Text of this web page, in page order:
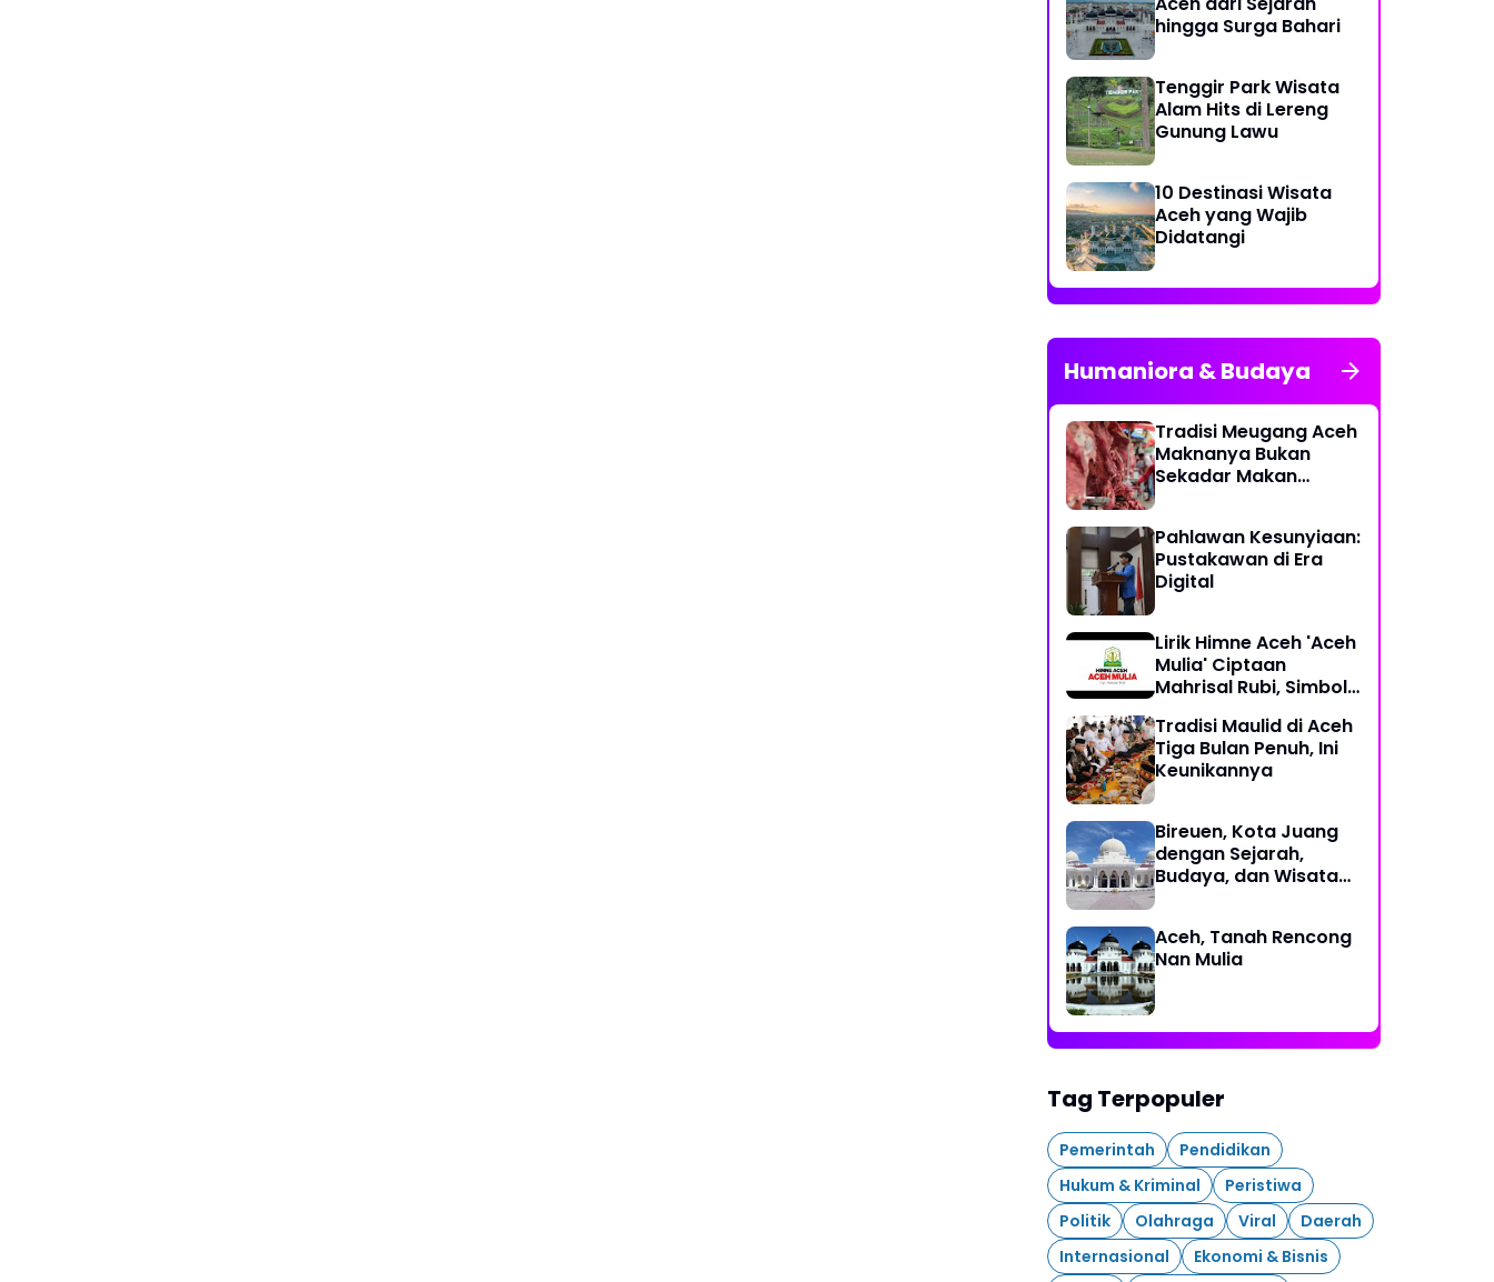
hingga Surga Bahari
Tenggir Park Wisata
Alam Hits di Lereng
Gunung Lawu
10 Destinasi Wisata
Aceh yang Wajib
Didatangi
Humaniora & Budaya
Tradisi Meugang Aceh
Maknanya Bukan
Sekadar Makan
Pahlawan Kesunyiaan:
Pustakawan di Era
Digital
Lirik Himne Aceh 'Aceh
Mulia' Ciptaan
Mahrisal Rubi, Simbol
dan Perjuangan
Tradisi Maulid di Aceh
Tiga Bulan Penuh, Ini
Keunikannya
Bireuen, Kota Juang
dengan Sejarah,
Budaya, dan Wisata
Aceh, Tanah Rencong
Nan Mulia
Tag Terpopuler
Pemerintah
Pendidikan
Hukum & Kriminal
Peristiwa
Politik
Olahraga Viral
Daerah
Internasional
Ekonomi & Bisnis